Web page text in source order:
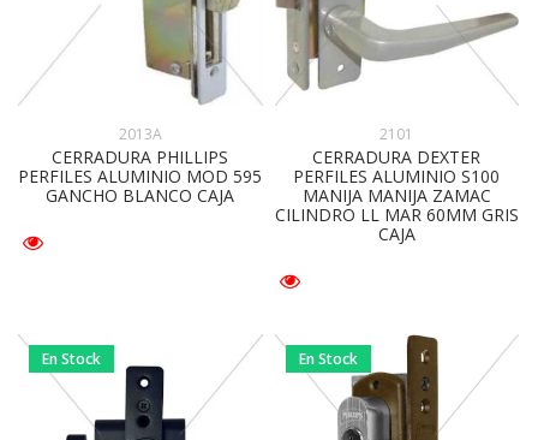
2013A
CERRADURA PHILLIPS
PERFILES ALUMINIO MOD 595
GANCHO BLANCO CAJA
2101
CERRADURA DEXTER
PERFILES ALUMINIO S100
MANIJA MANIJA ZAMAC
CILINDRO LL MAR 60MM GRIS
CAJA
En Stock En Stock